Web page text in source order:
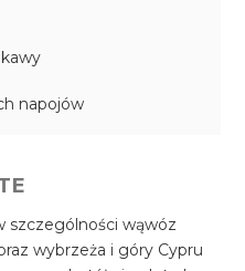
napojów
szczególności wąwóz
wybrzeża i góry Cypru